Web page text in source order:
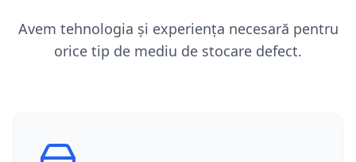
Avem tehnologia și experiența necesară pentru
orice tip de mediu de stocare defect.